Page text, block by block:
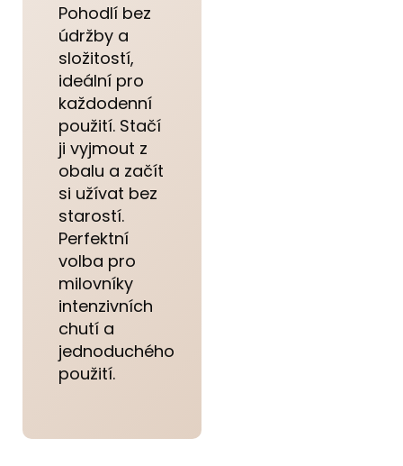
Pohodlí bez
údržby a
složitostí,
ideální pro
každodenní
použití. Stačí
ji vyjmout z
obalu a začít
si užívat bez
starostí.
Perfektní
volba pro
milovníky
intenzivních
chutí a
jednoduchého
použití.